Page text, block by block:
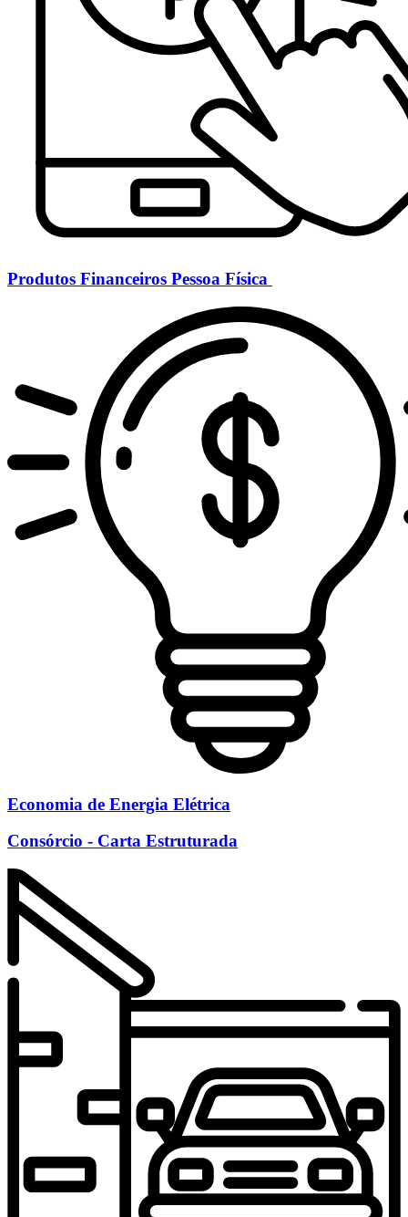
Produtos Financeiros Pessoa Física
Economia de Energia Elétrica
Consórcio - Carta Estruturada